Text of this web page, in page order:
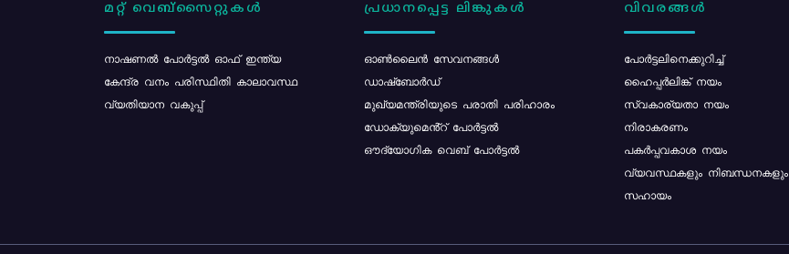
മറ്റ് വെബ്സൈറ്റുകൾ
നാഷണൽ പോർട്ടൽ ഓഫ് ഇന്ത്യ
കേന്ദ്ര വനം പരിസ്ഥിതി കാലാവസ്ഥ
വ്യതിയാന വകുപ്പ്
പ്രധാനപ്പെട്ട ലിങ്കുകൾ
ഓൺലൈൻ സേവനങ്ങൾ
ഡാഷ്ബോർഡ്
മുഖ്യമന്ത്രിയുടെ പരാതി പരിഹാരം
ഡോക്യുമെൻ്റ് പോർട്ടൽ
ഔദ്യോഗിക വെബ് പോർട്ടൽ
വിവരങ്ങൾ
പോര്‍ട്ടലിനെക്കുറിച്ച്
ഹൈപ്പർലിങ്ക് നയം
സ്വകാര്യതാ നയം
നിരാകരണം
പകർപ്പവകാശ നയം
വ്യവസ്ഥകളും നിബന്ധനകളും
സഹായം